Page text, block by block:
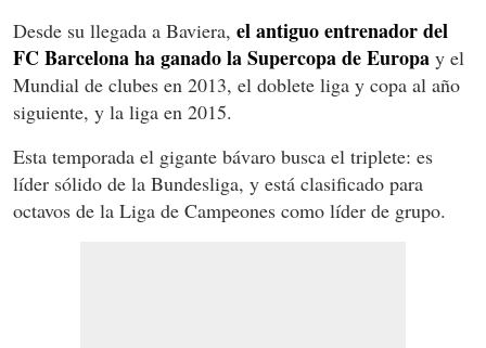
Desde su llegada a Baviera, el antiguo entrenador del
FC Barcelona ha ganado la Supercopa de Europa y el
Mundial de clubes en 2013, el doblete liga y copa al año
siguiente, y la liga en 2015.
Esta temporada el gigante bávaro busca el triplete: es
líder sólido de la Bundesliga, y está clasificado para
octavos de la Liga de Campeones como líder de grupo.